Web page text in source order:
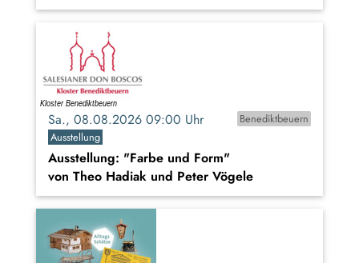
Sa., 08.08.2026 09:00 Uhr
Benediktbeuern
Ausstellung
Ausstellung: "Farbe und Form"
von Theo Hadiak und Peter Vögele